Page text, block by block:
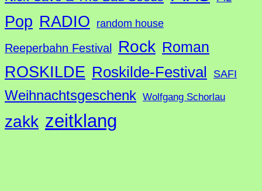
Pop RADIO random house
Reeperbahn Festival Rock Roman
ROSKILDE Roskilde-Festival SAFI
Weihnachtsgeschenk Wolfgang Schorlau
zakk zeitklang